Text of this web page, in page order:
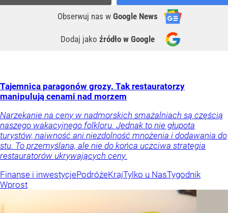
Obserwuj nas w Google News
Dodaj jako źródło w Google
Tajemnica paragonów grozy. Tak restauratorzy
manipulują cenami nad morzem
Narzekanie na ceny w nadmorskich smażalniach są częścią
naszego wakacyjnego folkloru. Jednak to nie głupota
turystów, naiwność ani niezdolność mnożenia i dodawania do
stu. To przemyślana, ale nie do końca uczciwa strategia
restauratorów ukrywających ceny.
Finanse i inwestycjePodróżeKrajTylko u NasTygodnik
Wprost